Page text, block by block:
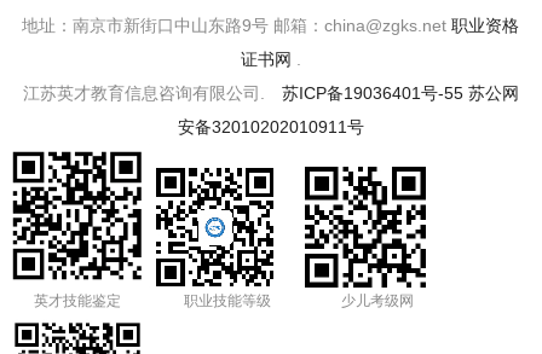
地址：南京市新街口中山东路9号 邮箱：china@zgks.net职业资格
证书网
江苏英才教育信息咨询有限公司. 苏ICP备19036401号-55 苏公网
安备32010202010911号
英才技能鉴定 职业技能等级 少儿考级网